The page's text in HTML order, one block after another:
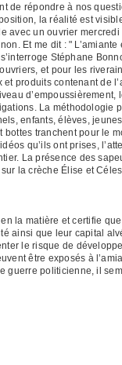
répondre à nos
la réalité est
un ouvrier
Et me dit : "
Stéphane
et pour les
produits contenant de
d’empoussièrement,
La méthodologie
enfants, élèves,
tranchent pour le
qu’ils ont prises,
La présence des
la crèche Élise et
la matière et certifie
ainsi que leur capital
le risque de
être exposés à
guerre politicienne, il